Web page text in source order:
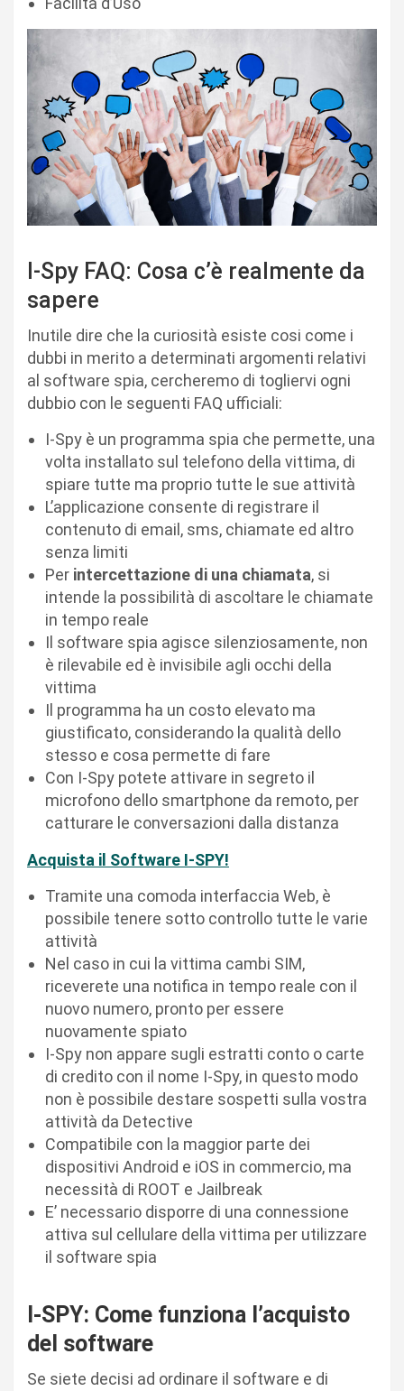
I-Spy FAQ: Cosa c’è realmente da
sapere
Inutile dire che la curiosità esiste cosi come i
dubbi in merito a determinati argomenti relativi
al software spia, cercheremo di togliervi ogni
dubbio con le seguenti FAQ ufficiali:
I-Spy è un programma spia che permette, una
volta installato sul telefono della vittima, di
spiare tutte ma proprio tutte le sue attività
L’applicazione consente di registrare il
contenuto di email, sms, chiamate ed altro
senza limiti
Per intercettazione di una chiamata, si
intende la possibilità di ascoltare le chiamate
in tempo reale
Il software spia agisce silenziosamente, non
è rilevabile ed è invisibile agli occhi della
vittima
Il programma ha un costo elevato ma
giustificato, considerando la qualità dello
stesso e cosa permette di fare
Con I-Spy potete attivare in segreto il
microfono dello smartphone da remoto, per
catturare le conversazioni dalla distanza
Acquista il Software I-SPY!
Tramite una comoda interfaccia Web, è
possibile tenere sotto controllo tutte le varie
attività
Nel caso in cui la vittima cambi SIM,
riceverete una notifica in tempo reale con il
nuovo numero, pronto per essere
nuovamente spiato
I-Spy non appare sugli estratti conto o carte
di credito con il nome I-Spy, in questo modo
non è possibile destare sospetti sulla vostra
attività da Detective
Compatibile con la maggior parte dei
dispositivi Android e iOS in commercio, ma
necessità di ROOT e Jailbreak
E’ necessario disporre di una connessione
attiva sul cellulare della vittima per utilizzare
il software spia
I-SPY: Come funziona l’acquisto
del software
Se siete decisi ad ordinare il software e di